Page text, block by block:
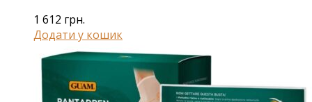
1 612 грн.
Додати у кошик